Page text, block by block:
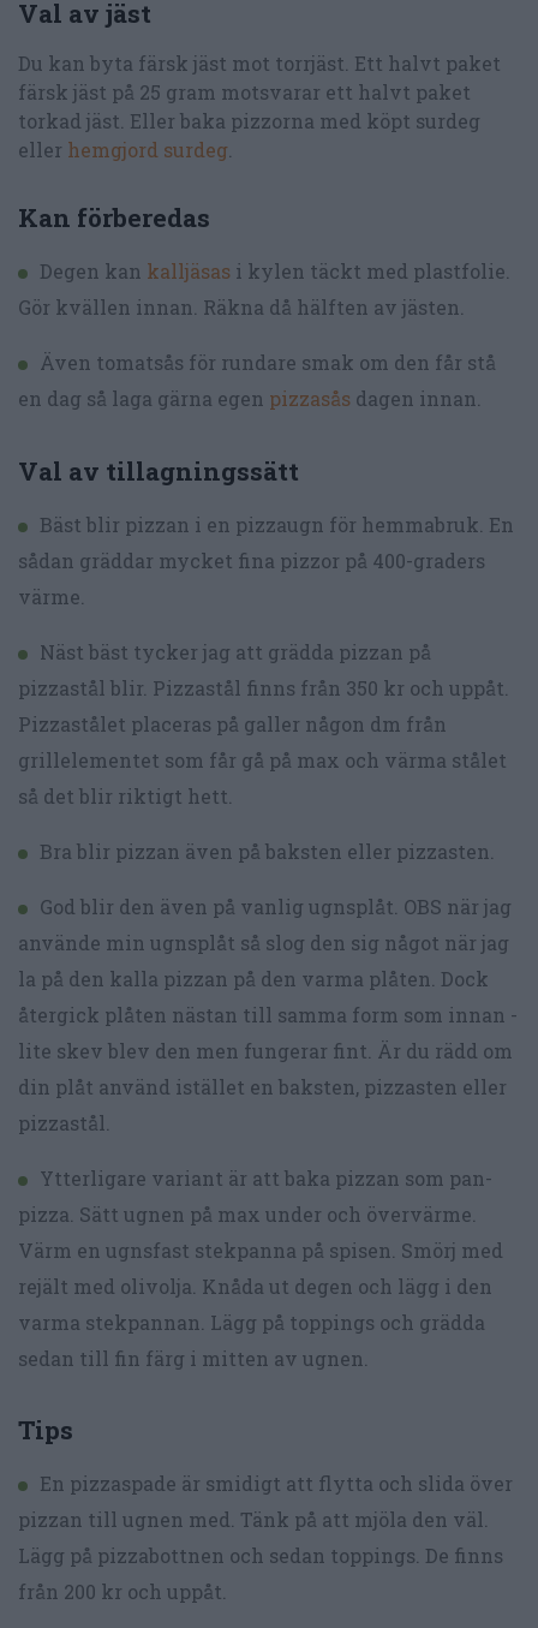
Val av jäst
Du kan byta färsk jäst mot torrjäst. Ett halvt paket
färsk jäst på 25 gram motsvarar ett halvt paket
torkad jäst. Eller baka pizzorna med köpt surdeg
eller hemgjord surdeg
Kan förberedas
Degen kan kalljäsas i kylen täckt med plastfolie.
Gör kvällen innan. Räkna då hälften av jästen.
Även tomatsås för rundare smak om den får stå
en dag så laga gärna egen pizzasås dagen innan.
Val av tillagningssätt
Bäst blir pizzan i en pizzaugn för hemmabruk. En
sådan gräddar mycket fina pizzor på 400-graders
värme.
Näst bäst tycker jag att grädda pizzan på
pizzastål blir. Pizzastål finns från 350 kr och uppåt.
Pizzastålet placeras på galler någon dm från
grillelementet som får gå på max och värma stålet
så det blir riktigt hett.
Bra blir pizzan även på baksten eller pizzasten.
God blir den även på vanlig ugnsplåt. OBS när jag
använde min ugnsplåt så slog den sig något när jag
la på den kalla pizzan på den varma plåten. Dock
återgick plåten nästan till samma form som innan -
lite skev blev den men fungerar fint. Är du rädd om
din plåt använd istället en baksten, pizzasten eller
pizzastål.
Ytterligare variant är att baka pizzan som pan-
pizza. Sätt ugnen på max under och övervärme.
Värm en ugnsfast stekpanna på spisen. Smörj med
rejält med olivolja. Knåda ut degen och lägg i den
varma stekpannan. Lägg på toppings och grädda
sedan till fin färg i mitten av ugnen.
Tips
En pizzaspade är smidigt att flytta och slida över
pizzan till ugnen med. Tänk på att mjöla den väl.
Lägg på pizzabottnen och sedan toppings. De finns
från 200 kr och uppåt.